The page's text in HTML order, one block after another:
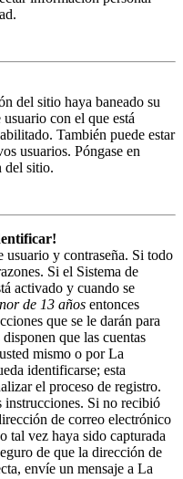
del sitio haya baneado su
con el que está
También puede estar
usuarios. Póngase en
del sitio.
y contraseña. Si todo
Si el Sistema de
activado y cuando se
de 13 años entonces
que se le darán para
que las cuentas
mismo o por La
identificarse; esta
el proceso de registro.
instrucciones. Si no recibió
de correo electrónico
tal vez haya sido capturada
de que la dirección de
envíe un mensaje a La